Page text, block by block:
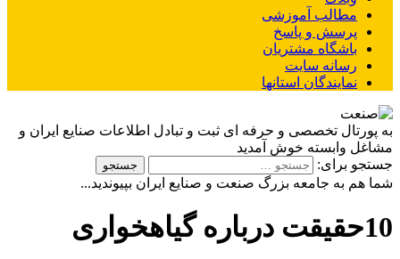
مطالب آموزشی
پرسش و پاسخ
باشگاه مشتریان
رسانه سایت
نمایندگان استانها
به پورتال تخصصی و حرفه ای ثبت و تبادل اطلاعات صنایع ایران و
مشاغل وابسته خوش آمدید
جستجو برای:
شما هم به جامعه بزرگ صنعت و صنایع ایران بپیوندید...
10حقیقت درباره گیاهخواری